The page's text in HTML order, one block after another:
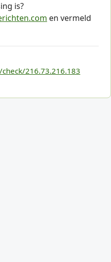
is?
en vermeld
216.73.216.183